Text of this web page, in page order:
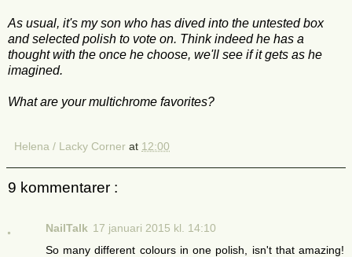
As usual, it's my son who has dived into the untested box
and selected polish to vote on. Think indeed he has a
thought with the once he choose, we'll see if it gets as he
imagined.
What are your multichrome favorites?
Helena / Lacky Corner at 12:00
9 kommentarer :
NailTalk 17 januari 2015 kl. 14:10
So many different colours in one polish, isn't that amazing!